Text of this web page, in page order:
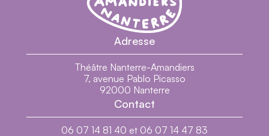
Présentation
En Images
Générique
Biographie
Adresse
Théâtre Nanterre-Amandiers
7, avenue Pablo Picasso
92000 Nanterre
Contact
06 07 14 81 40 et 06 07 14 47 83